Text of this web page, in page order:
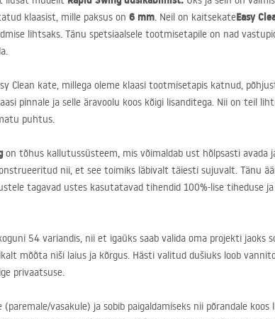
klaasist, mille paksus on 6 mm. Neil on kaitsekateEasy
lihtsaks. Tänu spetsiaalsele tootmisetapile on nad
Clean kate, millega oleme klaasi tootmisetapis katnud,
pinnale ja selle äravoolu koos kõigi lisanditega. Nii on teil
puhtus.
on tõhus kallutussüsteem, mis võimaldab ust hõlpsasti avada
nii, et see toimiks läbivalt täiesti sujuvalt. Tänu
tagavad ustes kasutatavad tihendid 100%-lise tiheduse
54 variandis, nii et igaüks saab valida oma projekti jaoks
mõõta niši laius ja kõrgus. Hästi valitud dušiuks loob
privaatsuse.
(paremale/vasakule) ja sobib paigaldamiseks nii põrandale koos